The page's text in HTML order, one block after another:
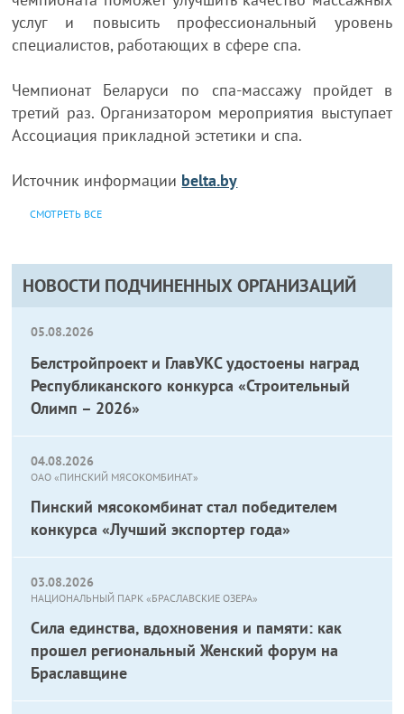
НОВОСТИ ПОДЧИНЕННЫХ ОРГАНИЗАЦИЙ
05.08.2026
Белстройпроект и ГлавУКС удостоены наград
Республиканского конкурса «Строительный
Олимп – 2026»
04.08.2026
ОАО «ПИНСКИЙ МЯСОКОМБИНАТ»
Пинский мясокомбинат стал победителем
конкурса «Лучший экспортер года»
03.08.2026
НАЦИОНАЛЬНЫЙ ПАРК «БРАСЛАВСКИЕ ОЗЕРА»
Сила единства, вдохновения и памяти: как
прошел региональный Женский форум на
Браславщине
услуг и повысить профессиональный уровень
специалистов, работающих в сфере спа.
Чемпионат Беларуси по спа-массажу пройдет в
третий раз. Организатором мероприятия выступает
Ассоциация прикладной эстетики и спа.
Источник информации belta.by
СМОТРЕТЬ ВСЕ